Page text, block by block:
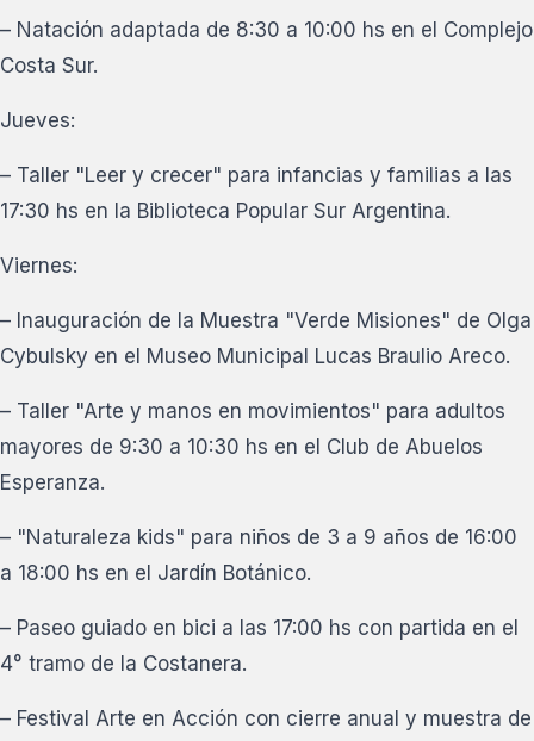
– Natación adaptada de 8:30 a 10:00 hs en el Complejo
Costa Sur.
Jueves:
– Taller "Leer y crecer" para infancias y familias a las
17:30 hs en la Biblioteca Popular Sur Argentina.
Viernes:
– Inauguración de la Muestra "Verde Misiones" de Olga
Cybulsky en el Museo Municipal Lucas Braulio Areco.
– Taller "Arte y manos en movimientos" para adultos
mayores de 9:30 a 10:30 hs en el Club de Abuelos
Esperanza.
– "Naturaleza kids" para niños de 3 a 9 años de 16:00
a 18:00 hs en el Jardín Botánico.
– Paseo guiado en bici a las 17:00 hs con partida en el
4° tramo de la Costanera.
– Festival Arte en Acción con cierre anual y muestra de